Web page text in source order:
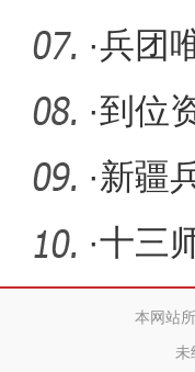
顺利
·兵团
院）
·到位
·新疆
·十三
工作
本网站
未